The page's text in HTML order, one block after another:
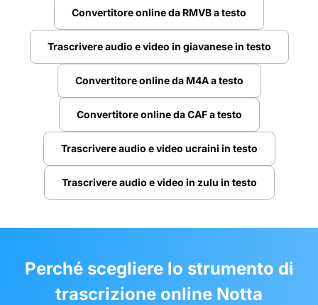
Convertitore online da RMVB a testo
Trascrivere audio e video in giavanese in testo
Convertitore online da M4A a testo
Convertitore online da CAF a testo
Trascrivere audio e video ucraini in testo
Trascrivere audio e video in zulu in testo
Perché scegliere lo strumento di
trascrizione online Notta